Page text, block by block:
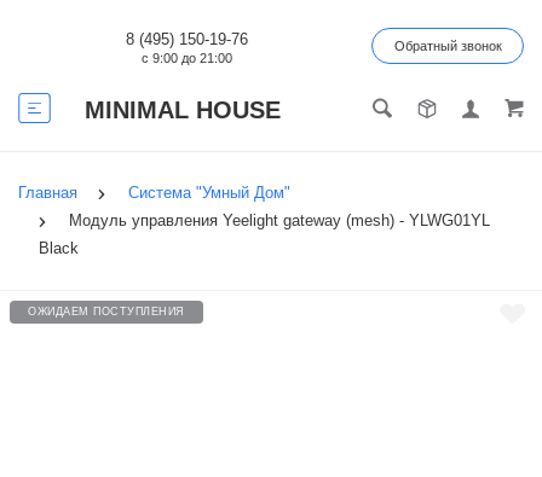
MINIMAL HOUSE
8 (495) 150-19-76
с 9:00 до 21:00
Обратный звонок
Главная
Система "Умный Дом"
Модуль управления Yeelight gateway (mesh) - YLWG01YL
Black
ОЖИДАЕМ ПОСТУПЛЕНИЯ